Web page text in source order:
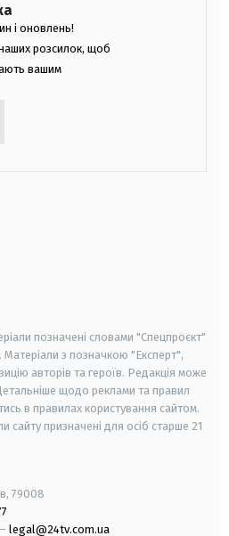
і оновлень!
розсилок, щоб
вашим
позначені словами "Спецпроєкт"
з позначкою "Експерт",
авторів та героїв. Редакція може
щодо реклами та правил
в правилах користування сайтом.
сайту призначені для осіб старше 21
79008
legal@24tv.com.ua